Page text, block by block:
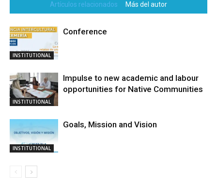
Artículos relacionados Más del autor
INSTITUTIONAL
Conference
INSTITUTIONAL
Impulse to new academic and labour
opportunities for Native Communities
INSTITUTIONAL
Goals, Mission and Vision